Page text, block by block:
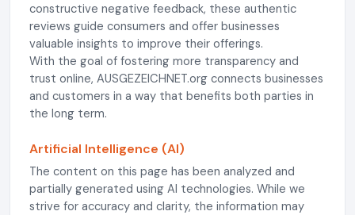
constructive negative feedback, these authentic
reviews guide consumers and offer businesses
valuable insights to improve their offerings.
With the goal of fostering more transparency and
trust online, AUSGEZEICHNET.org connects businesses
and customers in a way that benefits both parties in
the long term.
Artificial Intelligence (AI)
The content on this page has been analyzed and
partially generated using AI technologies. While we
strive for accuracy and clarity, the information may